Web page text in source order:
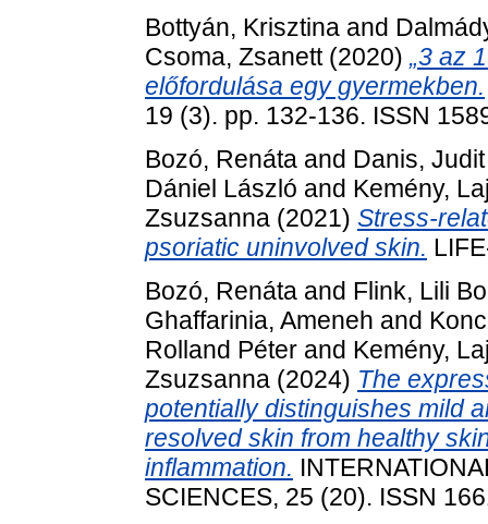
Bottyán, Krisztina and
Csoma, Zsanett(2020) „3 az
előfordulása egy gyermekben.
19 (3). pp. 132-136. ISSN
Bozó, Renáta and Danis, Judit
Dániel László and Kemény,
Zsuzsanna (2021) Stress-
psoriatic uninvolved skin.
Bozó, Renáta and Flink, Lili
Ghaffarinia, Ameneh and
Rolland Péter and Kemény,
Zsuzsanna (2024) The
potentially distinguishes mild
resolved skin from healthy
inflammation.
SCIENCES, 25 (20). ISSN